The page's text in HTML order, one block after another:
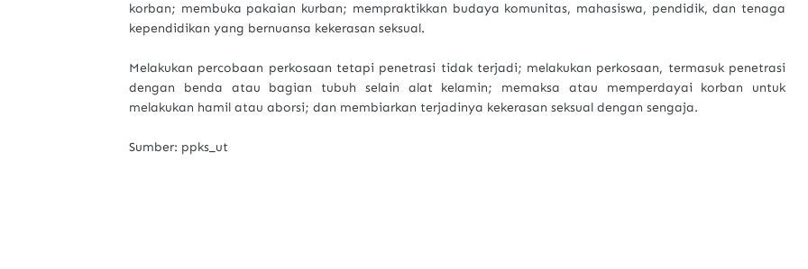
korban; membuka pakaian kurban; mempraktikkan budaya komunitas, mahasiswa, pendidik, dan tenaga
kependidikan yang bernuansa kekerasan seksual.
Melakukan percobaan perkosaan tetapi penetrasi tidak terjadi; melakukan perkosaan, termasuk penetrasi
dengan benda atau bagian tubuh selain alat kelamin; memaksa atau memperdayai korban untuk
melakukan hamil atau aborsi; dan membiarkan terjadinya kekerasan seksual dengan sengaja.
Sumber: ppks_ut